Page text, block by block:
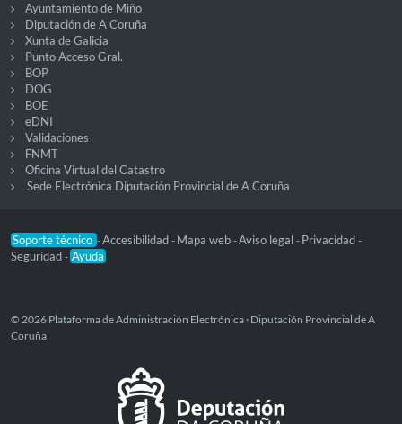
Ayuntamiento de Miño
Diputación de A Coruña
Xunta de Galicia
Punto Acceso Gral.
BOP
DOG
BOE
eDNI
Validaciones
FNMT
Oficina Virtual del Catastro
Sede Electrónica Diputación Provincial de A Coruña
Soporte técnico -Accesibilidad - Mapa web -Aviso legal - Privacidad -
Seguridad - Ayuda
© 2026 Plataforma de Administración Electrónica · Diputación Provincial de A
Coruña